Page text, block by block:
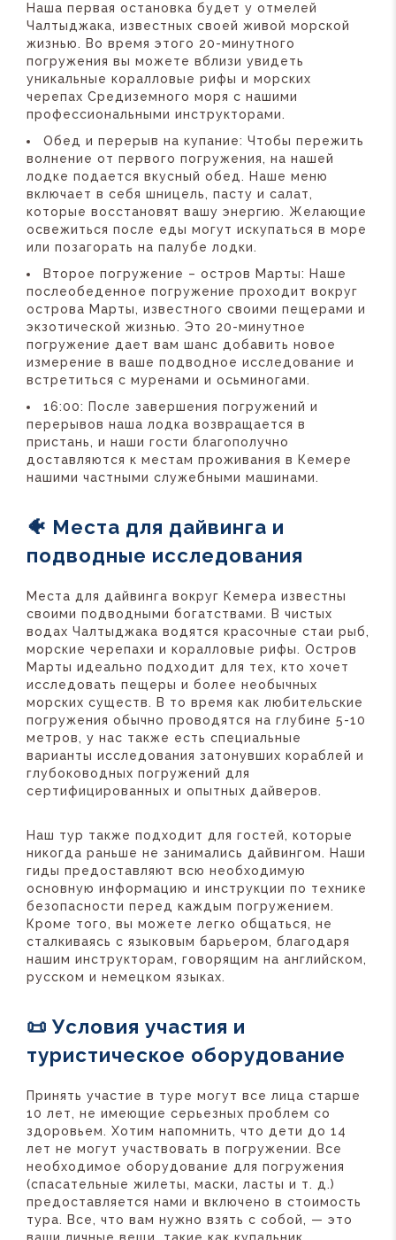
Наша первая остановка будет у отмелей
Чалтыджака, известных своей живой морской
жизнью. Во время этого 20-минутного
погружения вы можете вблизи увидеть
уникальные коралловые рифы и морских
черепах Средиземного моря с нашими
профессиональными инструкторами.
Обед и перерыв на купание: Чтобы пережить
волнение от первого погружения, на нашей
лодке подается вкусный обед. Наше меню
включает в себя шницель, пасту и салат,
которые восстановят вашу энергию. Желающие
освежиться после еды могут искупаться в море
или позагорать на палубе лодки.
Второе погружение – остров Марты: Наше
послеобеденное погружение проходит вокруг
острова Марты, известного своими пещерами и
экзотической жизнью. Это 20-минутное
погружение дает вам шанс добавить новое
измерение в ваше подводное исследование и
встретиться с муренами и осьминогами.
16:00: После завершения погружений и
перерывов наша лодка возвращается в
пристань, и наши гости благополучно
доставляются к местам проживания в Кемере
нашими частными служебными машинами.
🐠 Места для дайвинга и
подводные исследования
Места для дайвинга вокруг Кемера известны
своими подводными богатствами. В чистых
водах Чалтыджака водятся красочные стаи рыб,
морские черепахи и коралловые рифы. Остров
Марты идеально подходит для тех, кто хочет
исследовать пещеры и более необычных
морских существ. В то время как любительские
погружения обычно проводятся на глубине 5-10
метров, у нас также есть специальные
варианты исследования затонувших кораблей и
глубоководных погружений для
сертифицированных и опытных дайверов.
Наш тур также подходит для гостей, которые
никогда раньше не занимались дайвингом. Наши
гиды предоставляют всю необходимую
основную информацию и инструкции по технике
безопасности перед каждым погружением.
Кроме того, вы можете легко общаться, не
сталкиваясь с языковым барьером, благодаря
нашим инструкторам, говорящим на английском,
русском и немецком языках.
📜 Условия участия и
туристическое оборудование
Принять участие в туре могут все лица старше
10 лет, не имеющие серьезных проблем со
здоровьем. Хотим напомнить, что дети до 14
лет не могут участвовать в погружении. Все
необходимое оборудование для погружения
(спасательные жилеты, маски, ласты и т. д.)
предоставляется нами и включено в стоимость
тура. Все, что вам нужно взять с собой, — это